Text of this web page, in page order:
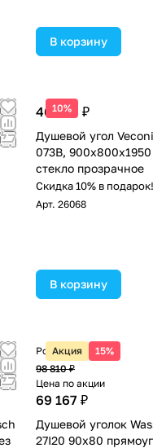
В корзину
10%
46 538 ₽
Душевой угол
073B,
стекло прозрачное
Скидка 10% в подарок!
Арт. 26068
В корзину
Акция 15%
Розничная цена
98 810 ₽
Цена по акции
69 167 ₽
Душевой уголок
27I20 90х80